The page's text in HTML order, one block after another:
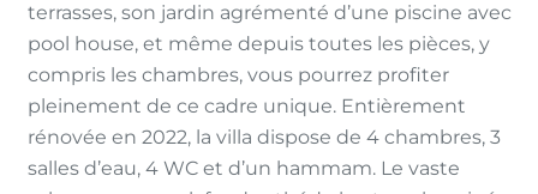
terrasses, son jardin agrémenté d’une piscine avec
pool house, et même depuis toutes les pièces, y
compris les chambres, vous pourrez profiter
pleinement de ce cadre unique. Entièrement
rénovée en 2022, la villa dispose de 4 chambres, 3
salles d’eau, 4 WC et d’un hammam. Le vaste